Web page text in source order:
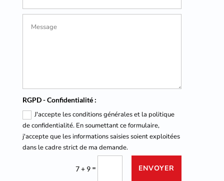
RGPD - Confidentialité :
J'accepte les conditions générales et la politique
de confidentialité. En soumettant ce formulaire,
j'accepte que les informations saisies soient exploitées
dans le cadre strict de ma demande.
7 + 9 = ENVOYER